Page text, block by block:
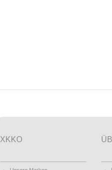
XKKO